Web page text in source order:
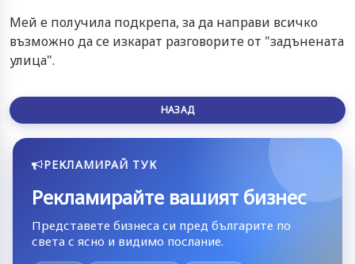
Мей е получила подкрепа, за да направи всичко
възможно да се изкарат разговорите от "задънената
улица".
НАЗАД
РЕКЛАМИРАЙ ТУК
Рекламирайте вашият бизнес
Представете бизнеса си пред българите по
света с ясно и видимо послание.